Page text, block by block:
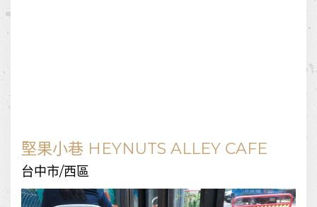
堅果小巷 HEYNUTS ALLEY CAFE
台中市/西區